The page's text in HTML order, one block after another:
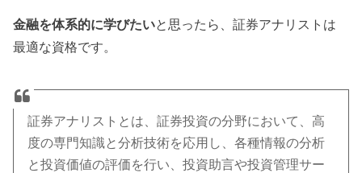
金融を体系的に学びたいと思ったら、証券アナリストは
最適な資格です。
証券アナリストとは、証券投資の分野において、高
度の専門知識と分析技術を応用し、各種情報の分析
と投資価値の評価を行い、投資助言や投資管理サー